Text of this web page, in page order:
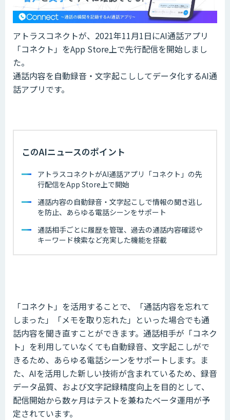
アトラスコネクトが、2021年11月1日にAI通話アプリ
「コネクト」をApp Store上で先行配信を開始しまし
た。
通話内容を自動録音・文字起こししてデータ化するAI通
話アプリです。
このAIニュースのポイント
アトラスコネクトがAI通話アプリ「コネクト」の先
行配信をApp Store上で開始
通話内容の自動録音・文字起こしで情報の聞き逃し
を防止、あらゆる電話シーンをサポート
通話相手ごとに履歴を管理、過去の通話内容確認や
キーワード検索など充実した機能を搭載
「コネクト」を活用することで、「通話内容を忘れて
しまった」「メモを取り忘れた」といった場合でも通
話内容を聞き直すことができます。通話相手が「コネク
ト」を利用していなくても自動録音、文字起こしがで
きるため、あらゆる電話シーンをサポートします。ま
た、AIを活用した新しい技術が含まれているため、録音
データ品質、および文字記録精度向上を目的として、
配信開始から数ヶ月はテストを兼ねたベータ運用が予
定されています。